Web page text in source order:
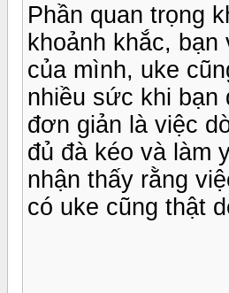
Phần quan trọng
khoảnh khắc,
của mình, uke
nhiều sức khi bạn
đơn giản là việc
đủ đà kéo và làm
nhận thấy rằng
có uke cũng thật